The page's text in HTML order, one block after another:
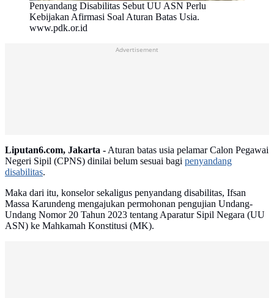
Penyandang Disabilitas Sebut UU ASN Perlu
Kebijakan Afirmasi Soal Aturan Batas Usia.
www.pdk.or.id
Advertisement
Liputan6.com, Jakarta -Aturan batas usia pelamar Calon Pegawai
Negeri Sipil (CPNS) dinilai belum sesuai bagi penyandang
disabilitas.
Maka dari itu, konselor sekaligus penyandang disabilitas, Ifsan
Massa Karundeng mengajukan permohonan pengujian Undang-
Undang Nomor 20 Tahun 2023 tentang Aparatur Sipil Negara (UU
ASN) ke Mahkamah Konstitusi (MK).